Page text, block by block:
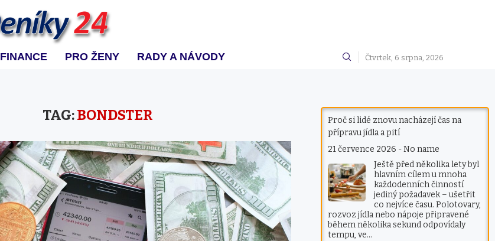
FINANCE PRO ŽENY RADY A NÁVODY Čtvrtek, 6 srpna, 2026
TAG:BONDSTER
Proč si lidé znovu nacházejí čas na
přípravu jídla a pití
21 července 2026 -No name
Ještě před několika lety byl
hlavním cílem u mnoha
každodenních činností
jediný požadavek – ušetřit
co nejvíce času. Polotovary,
rozvoz jídla nebo nápoje připravené
během několika sekund odpovídaly
tempu, ve…